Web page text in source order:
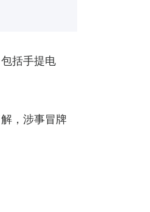
括手提电
，涉事冒牌